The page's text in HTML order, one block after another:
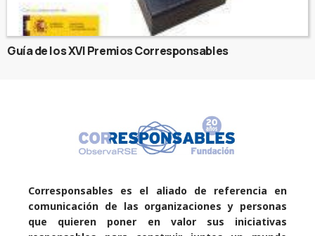
Guía de los XVI Premios Corresponsables
Corresponsables es el aliado de referencia en
comunicación de las organizaciones y personas
que quieren poner en valor sus iniciativas